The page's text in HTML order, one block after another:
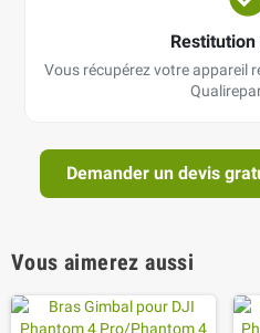
Vous récupérez votre appareil
Demander un devis
Vous aimerez aussi